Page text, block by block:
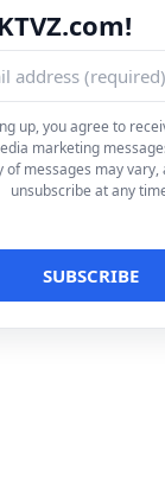
up, you agree to
marketing
of messages may vary,
unsubscribe at any